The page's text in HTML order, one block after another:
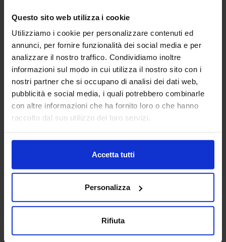
Questo sito web utilizza i cookie
Utilizziamo i cookie per personalizzare contenuti ed
annunci, per fornire funzionalità dei social media e per
analizzare il nostro traffico. Condividiamo inoltre
informazioni sul modo in cui utilizza il nostro sito con i
nostri partner che si occupano di analisi dei dati web,
pubblicità e social media, i quali potrebbero combinarle
con altre informazioni che ha fornito loro o che hanno
raccolto dal suo utilizzo dei loro servizi.
Accetta tutti
Personalizza
Rifiuta
Linea oro
Completo Letto In Cotone Erika
34,90€ Da 24,00€
Colori disponibili
CelesteRosa